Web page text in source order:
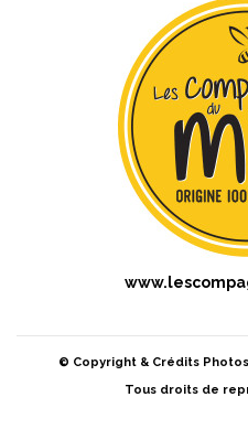
© Copyright & Crédits
Tous droits de